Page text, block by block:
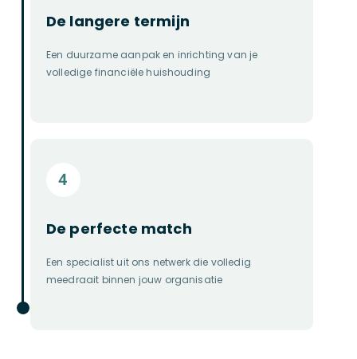
De langere termijn
Een duurzame aanpak en inrichting van je
volledige financiële huishouding
De perfecte match
Een specialist uit ons netwerk die volledig
meedraait binnen jouw organisatie